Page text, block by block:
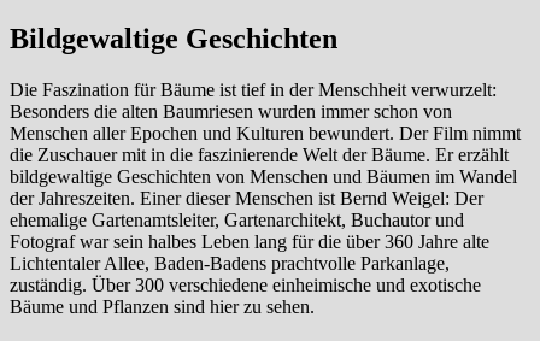
Bildgewaltige Geschichten
Die Faszination für Bäume ist tief in der Menschheit verwurzelt:
Besonders die alten Baumriesen wurden immer schon von
Menschen aller Epochen und Kulturen bewundert. Der Film nimmt
die Zuschauer mit in die faszinierende Welt der Bäume. Er erzählt
bildgewaltige Geschichten von Menschen und Bäumen im Wandel
der Jahreszeiten. Einer dieser Menschen ist Bernd Weigel: Der
ehemalige Gartenamtsleiter, Gartenarchitekt, Buchautor und
Fotograf war sein halbes Leben lang für die über 360 Jahre alte
Lichtentaler Allee, Baden-Badens prachtvolle Parkanlage,
zuständig. Über 300 verschiedene einheimische und exotische
Bäume und Pflanzen sind hier zu sehen.